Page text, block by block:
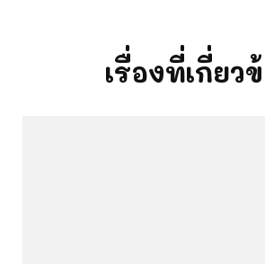
เรื่องที่เกี่ยว